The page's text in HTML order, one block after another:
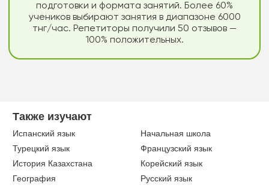
подготовки и формата занятий. Более 60%
учеников выбирают занятия в диапазоне 6000
тнг/час. Репетиторы получили 50 отзывов —
100% положительных.
Также изучают
Испанский язык
Начальная школа
Турецкий язык
Французский язык
История Казахстана
Корейский язык
География
Русский язык